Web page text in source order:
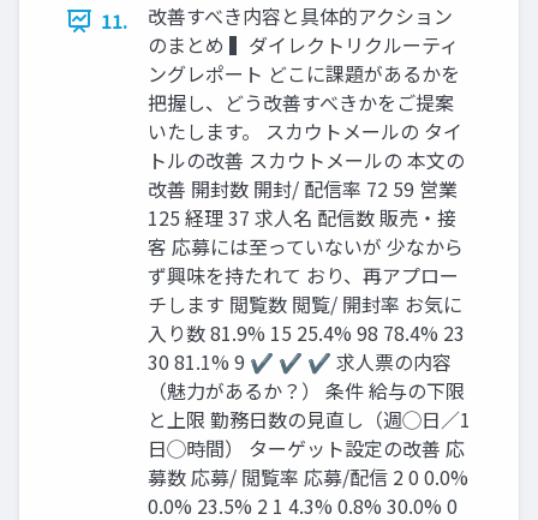
11.
改善すべき内容と具体的アクション
のまとめ ▍ダイレクトリクルーティ
ングレポート どこに課題があるかを
把握し、どう改善すべきかをご提案
いたします。 スカウトメールの タイ
トルの改善 スカウトメールの 本⽂の
改善 開封数 開封/ 配信率 72 59 営業
125 経理 37 求⼈名 配信数 販売‧接
客 応募には⾄っていないが 少なから
ず興味を持たれて おり、再アプロー
チします 閲覧数 閲覧/ 開封率 お気に
⼊り数 81.9% 15 25.4% 98 78.4% 23
30 81.1% 9 ✔ ✔ ✔ 求⼈票の内容
（魅⼒があるか？） 条件 給与の下限
と上限 勤務⽇数の⾒直し（週◯⽇∕1
⽇◯時間） ターゲット設定の改善 応
募数 応募/ 閲覧率 応募/配信 2 0 0.0%
0.0% 23.5% 2 1 4.3% 0.8% 30.0% 0